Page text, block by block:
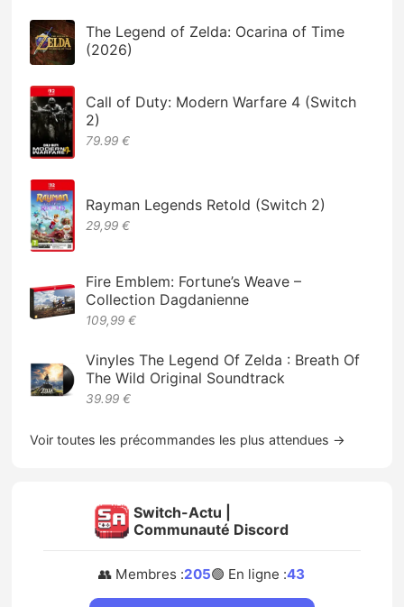
The Legend of Zelda: Ocarina of Time
(2026)
Call of Duty: Modern Warfare 4 (Switch
2)
79.99 €
Rayman Legends Retold (Switch 2)
29,99 €
Fire Emblem: Fortune’s Weave –
Collection Dagdanienne
109,99 €
Vinyles The Legend Of Zelda : Breath Of
The Wild Original Soundtrack
39.99 €
Voir toutes les précommandes les plus attendues →
Switch-Actu |
Communauté Discord
👥 Membres :205🟢 En ligne :43